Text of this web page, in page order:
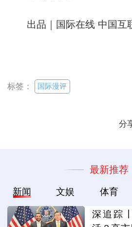
出品｜国际在线 中国互
标签： 国际漫评
分
最新推荐
新闻 文娱 体育
深追踪